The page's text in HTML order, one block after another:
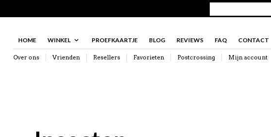
HOME WINKEL PROEFKAARTJE BLOG REVIEWS FAQ CONTACT
Over ons Vrienden Resellers Favorieten Postcrossing Mijn account